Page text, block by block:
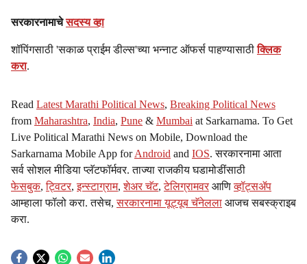
सरकारनामाचेसदस्य व्हा
शॉपिंगसाठी 'सकाळ प्राईम डील्स'च्या भन्नाट ऑफर्स पाहण्यासाठीक्लिक
करा.
Read Latest Marathi Political News, Breaking Political News
from Maharashtra, India, Pune & Mumbai at Sarkarnama. To Get
Live Political Marathi News on Mobile, Download the
Sarkarnama Mobile App forAndroid and IOS. सरकारनामा आता
सर्व सोशल मीडिया प्लॅटफॉर्मवर. ताज्या राजकीय घडामोडींसाठी
फेसबुक,ट्विटर,इन्स्टाग्राम,शेअर चॅट,टेलिग्रामवर आणिव्हॉट्सॲप
आम्हाला फॉलो करा. तसेच,सरकारनामा यूट्यूब चॅनेलला आजच सबस्क्राइब
करा.